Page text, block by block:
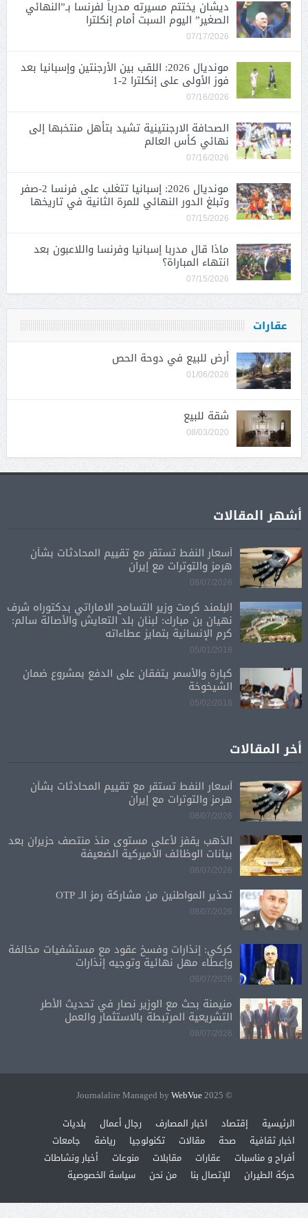
ديشان يختتم مسيرته مدرباً لفرنسا بـ”النهائي
الصغير” اليوم السبت أمام إنكلترا
07/17/2026
مونديال 2026: اللقب بين الأرجنتين وإسبانيا بعد
فوز الأولى على إنكلترا 2-1
07/16/2026
الصحافة الارجنتينية تشيد بتأهل منتخبها إلى
نهائي كأس العالم
07/16/2026
مونديال 2026: إسبانيا تتغلب على فرنسا 2-صفر
وتبلغ الدور النهائي للمرة الثانية في تاريخها
07/15/2026
ماذا قال مدربا إسبانيا وفرنسا واللاعبون بعد
انتهاء المباراة؟
07/15/2026
عقارات
أرض للبيع في دوحة الحص
01/06/2026
شقة للبيع
08/03/2020
أشهر المقالات
أسعار النفط تستقر مع تقييم المحادثات بشأن
هرمز والتوترات مع إيران
08/07/2026
البلمند كرمت وزير التسامح الاماراتي بدكتوراه شرف
نهيان بن مبارك: لبنان بلد التعايش والأصالة سالم:
كرم الإنسانية بتمايز عطاءاته
05/01/2018
كبارة والأسمر يتفقان على الدفع بمشروع ضمان
الشيخوخة
05/02/2018
أخر المقالات
أسعار النفط تستقر مع تقييم المحادثات بشأن
هرمز والتوترات مع إيران
08/07/2026
الذهب يقفز لأعلى مستوى منذ منتصف حزيران بعد
بيانات الوظائف الأميركية الضعيفة
08/07/2026
تحذير المواطنين من مشاركة رمز الـ OTP
08/07/2026
كركي: إنذارات وفسخ عقود مع مستشفيات مخالفة
وإعطاء مهل نهائية وتوجيه إنذارات
08/07/2026
منيمنة بحث مع الوزير نصار في تحديث الأطر
التشريعية المرتبطة بالاستثمار والعمل
08/07/2026
© 2025 Journalalire Managed by
WebVue
الرئيسية
إقتصاد اخبار المصارف رجال أعمال
بلديات
اخبار ثقافية
صحة مقالات تكنولوجيا رياضة
جامعات
أفراح و مناسبات
عقارات مقابلات منوعات
أخبار ونشاطات
حركة الطيران
للإتصال بنا من نحن سياسة الخصوصية